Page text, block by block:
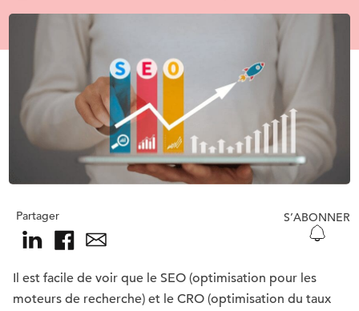
Partager S’ABONNER
Il est facile de voir que le SEO (optimisation pour les
moteurs de recherche) et le CRO (optimisation du taux